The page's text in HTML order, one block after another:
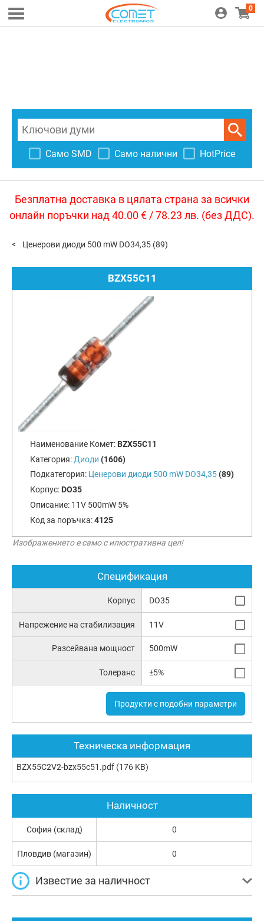
0
Само SMD Само налични HotPrice
Безплатна доставка в цялата страна за всички
онлайн поръчки над 40.00 € / 78.23 лв. (без ДДС).
Ценерови диоди 500 mW DO34,35 (89)
BZX55C11
Наименование Комет: BZX55C11
Категория: Диоди (1606)
Подкатегория: Ценерови диоди 500 mW DO34,35(89)
Корпус: DO35
Описание: 11V 500mW 5%
Код за поръчка:4125
Изображението е само с илюстративна цел!
Спецификация
Корпус DO35
Напрежение на стабилизация 11V
Разсейвана мощност 500mW
Толеранс ±5%
Продукти с подобни параметри
Техническа информация
BZX55C2V2-bzx55c51.pdf (176 KB)
Наличност
София (склад) 0
Пловдив (магазин) 0
Известие за наличност